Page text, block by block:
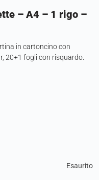
– A4 – 1 rigo –
in cartoncino con
20+1 fogli con risquardo.
Esaurito